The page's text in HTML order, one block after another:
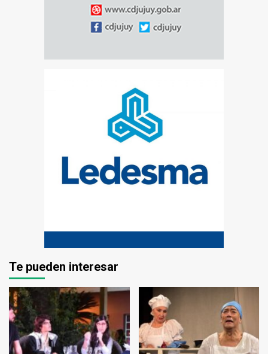
Te pueden interesar